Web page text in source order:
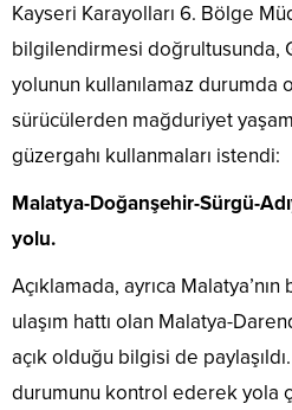
Kayseri Karayolları 6. Bölge
bilgilendirmesi doğrultusunda,
yolunun kullanılamaz durumda
sürücülerden mağduriyet
güzergahı kullanmaları istendi:
Malatya-Doğanşehir-Sürgü-
yolu.
Açıklamada, ayrıca Malatya’nın
ulaşım hattı olan Malatya-
açık olduğu bilgisi de
durumunu kontrol ederek yola